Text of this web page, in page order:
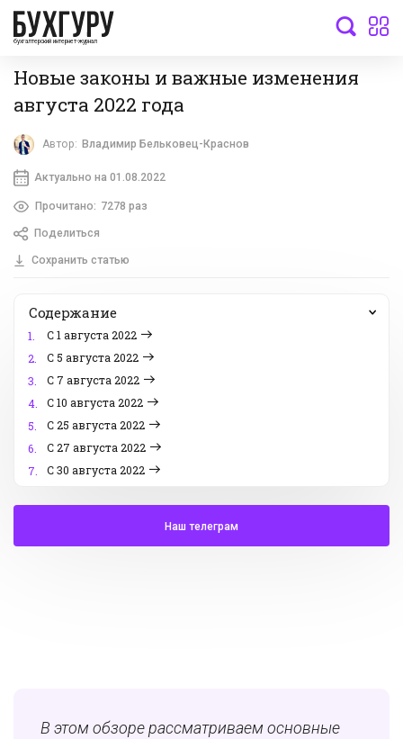
бухгалтерский интернет-журнал
Новые законы и важные изменения
августа 2022 года
Автор: Владимир Бельковец-Краснов
Актуально на 01.08.2022
Прочитано: 7278 раз
Поделиться
Сохранить статью
Содержание
1.
С 1 августа 2022
2.
С 5 августа 2022
3.
С 7 августа 2022
4.
С 10 августа 2022
5.
С 25 августа 2022
6.
С 27 августа 2022
7.
С 30 августа 2022
Наш телеграм
В этом обзоре рассматриваем основные